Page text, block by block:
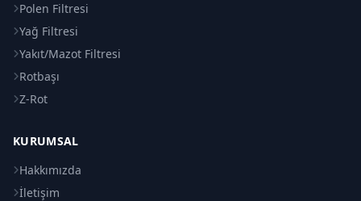
Polen Filtresi
Yağ Filtresi
Yakıt/Mazot Filtresi
Rotbaşı
Z-Rot
KURUMSAL
Hakkımızda
İletişim